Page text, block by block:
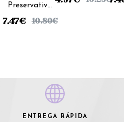
Preservativo
(x12
7.47€ 10.80€
ENTREGA RÁPIDA